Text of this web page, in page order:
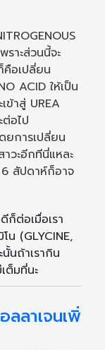
ราะส่วนนี้จะ
คือเปลี่ยน
ACID ให้เป็น
ข้าสู่ UREA
อไป
ยการเปลี่ยน
วะอีกทีนี่แหละ
สัปดาห์ก็อาจ
ต่อเมื่อเรา
น (GLYCINE,
นถ้าเรากิน
ต็มที่นะ
ลาเจนเพิ่